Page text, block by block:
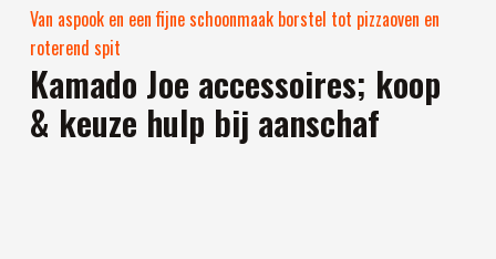
Van aspook en een fijne schoonmaak borstel tot pizzaoven en
roterend spit
Kamado Joe accessoires; koop
& keuze hulp bij aanschaf